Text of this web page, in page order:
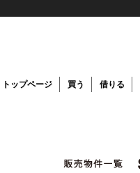
トップページ 買う 借りる